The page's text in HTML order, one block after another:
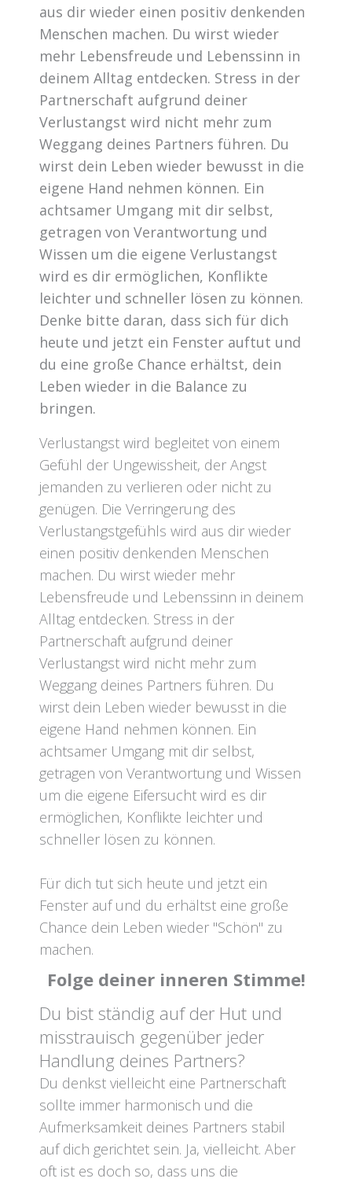
aus dir wieder einen positiv denkenden
Menschen machen. Du wirst wieder
mehr Lebensfreude und Lebenssinn in
deinem Alltag entdecken. Stress in der
Partnerschaft aufgrund deiner
Verlustangst wird nicht mehr zum
Weggang deines Partners führen. Du
wirst dein Leben wieder bewusst in die
eigene Hand nehmen können. Ein
achtsamer Umgang mit dir selbst,
getragen von Verantwortung und
Wissen um die eigene Verlustangst
wird es dir ermöglichen, Konflikte
leichter und schneller lösen zu können.
Denke bitte daran, dass sich für dich
heute und jetzt ein Fenster auftut und
du eine große Chance erhältst, dein
Leben wieder in die Balance zu
bringen.
Verlustangst wird begleitet von einem
Gefühl der Ungewissheit, der Angst
jemanden zu verlieren oder nicht zu
genügen. Die Verringerung des
Verlustangstgefühls wird aus dir wieder
einen positiv denkenden Menschen
machen. Du wirst wieder mehr
Lebensfreude und Lebenssinn in deinem
Alltag entdecken. Stress in der
Partnerschaft aufgrund deiner
Verlustangst wird nicht mehr zum
Weggang deines Partners führen. Du
wirst dein Leben wieder bewusst in die
eigene Hand nehmen können. Ein
achtsamer Umgang mit dir selbst,
getragen von Verantwortung und Wissen
um die eigene Eifersucht wird es dir
ermöglichen, Konflikte leichter und
schneller lösen zu können.
Für dich tut sich heute und jetzt ein
Fenster auf und du erhältst eine große
Chance dein Leben wieder "Schön" zu
machen.
Folge deiner inneren Stimme!
Du bist ständig auf der Hut und
misstrauisch gegenüber jeder
Handlung deines Partners?
Du denkst vielleicht eine Partnerschaft
sollte immer harmonisch und die
Aufmerksamkeit deines Partners stabil
auf dich gerichtet sein. Ja, vielleicht. Aber
oft ist es doch so, dass uns die